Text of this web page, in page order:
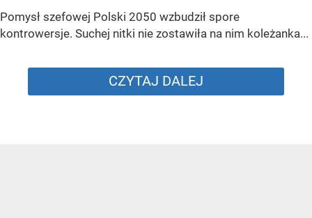
Pomysł szefowej Polski 2050 wzbudził spore
kontrowersje. Suchej nitki nie zostawiła na nim koleżanka...
CZYTAJ DALEJ